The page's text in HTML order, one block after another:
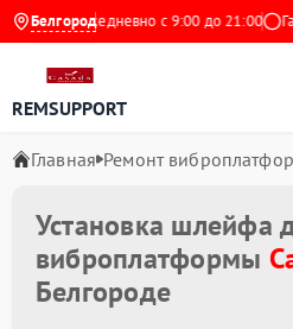
Белгород
Ежедневно с 9:00 до 21:00
REMSUPPORT
Главная Ремонт
Установка шлейфа
виброплатформы
Белгороде